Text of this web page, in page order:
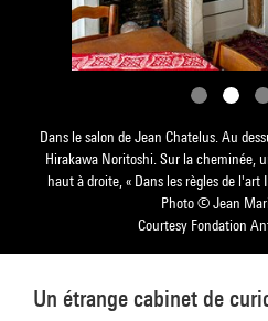
Dans le salon de Jean Chatelus. Au
Hirakawa Noritoshi. Sur la cheminée,
haut à droite, « Dans les règles de l'art
Photo © Jean
Courtesy Fondation
Un étrange cabinet de